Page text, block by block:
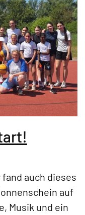
auch dieses
auf
Musik und ein